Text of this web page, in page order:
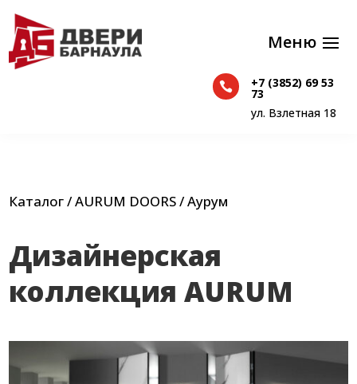
 +7 (3852) 69 53
73
ул. Взлетная 18

73
Каталог/AURUM DOORS/ Аурум
Дизайнерская
коллекция AURUM